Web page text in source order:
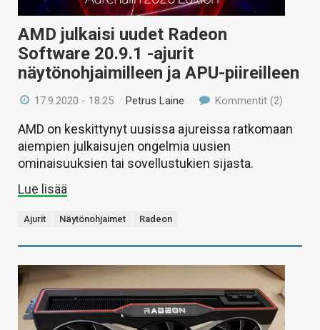
AMD julkaisi uudet Radeon
Software 20.9.1 -ajurit
näytönohjaimilleen ja APU-piireilleen
17.9.2020 - 18:25 /Petrus Laine Kommentit (2)
AMD on keskittynyt uusissa ajureissa ratkomaan
aiempien julkaisujen ongelmia uusien
ominaisuuksien tai sovellustukien sijasta.
Lue lisää
Ajurit Näytönohjaimet Radeon